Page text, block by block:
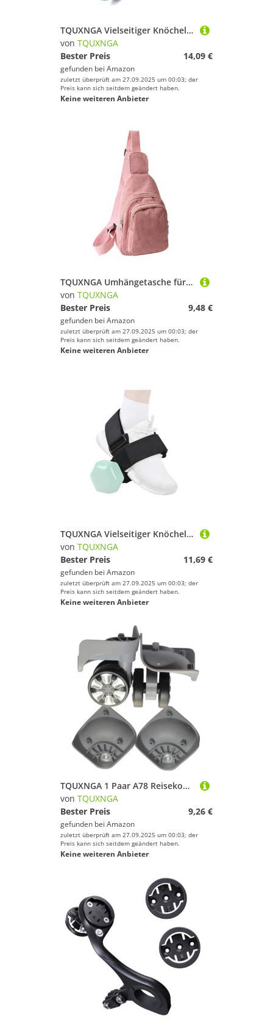
TQUXNGA Vielseitiger Knöchelgewichte Mit Regulierbarem Verschluss Atmungsaktiver Unterstützung Für Bein Workouts Fitnessstudio Häuser Verwenden Sie Haltbarkeit
von TQUXNGA
Bester Preis
14,09 €
gefunden bei Amazon
zuletzt überprüft am 27.09.2025 um 00:03; der
Preis kann sich seitdem geändert haben.
Keine weiteren Anbieter
TQUXNGA Umhängetasche für Damen, kleine Umhängetasche, Cord, Bauchtasche, Gürteltasche für Reisen, Sport, Laufen, Wandern, rose
von TQUXNGA
Bester Preis
9,48 €
gefunden bei Amazon
zuletzt überprüft am 27.09.2025 um 00:03; der
Preis kann sich seitdem geändert haben.
Keine weiteren Anbieter
TQUXNGA Vielseitiger Knöchelgewichte Mit Regulierbarem Verschluss Atmungsaktiver Unterstützung Für Bein Workouts Fitnessstudio Häuser Verwenden Sie Haltbarkeit
von TQUXNGA
Bester Preis
11,69 €
gefunden bei Amazon
zuletzt überprüft am 27.09.2025 um 00:03; der
Preis kann sich seitdem geändert haben.
Keine weiteren Anbieter
TQUXNGA 1 Paar A78 Reisekoffer, Gepäck-Ersatzteile, 360 Grad drehbares Rad, Reparaturzubehör, Trolley-Rad, hellgrau
von TQUXNGA
Bester Preis
9,26 €
gefunden bei Amazon
zuletzt überprüft am 27.09.2025 um 00:03; der
Preis kann sich seitdem geändert haben.
Keine weiteren Anbieter